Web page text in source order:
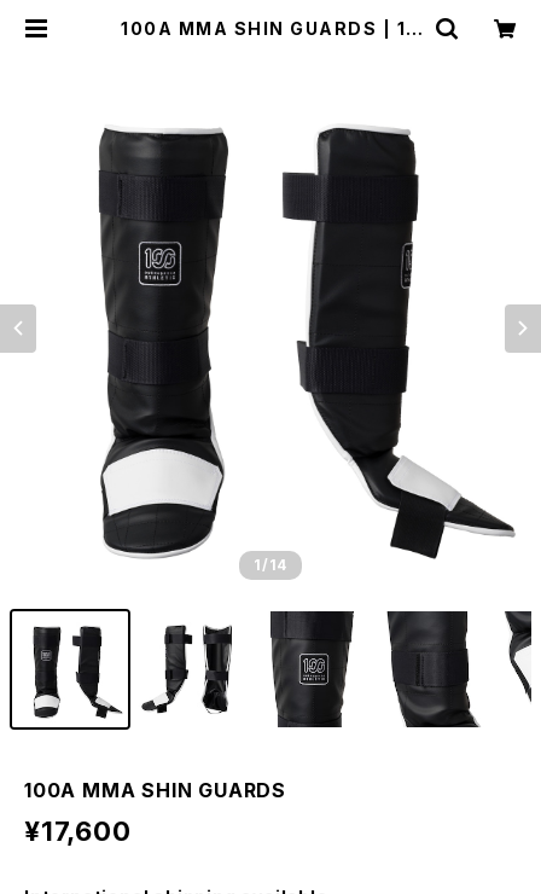
100A MMA SHIN GUARDS | 10
1 /14
100A MMA SHIN GUARDS
¥17,600